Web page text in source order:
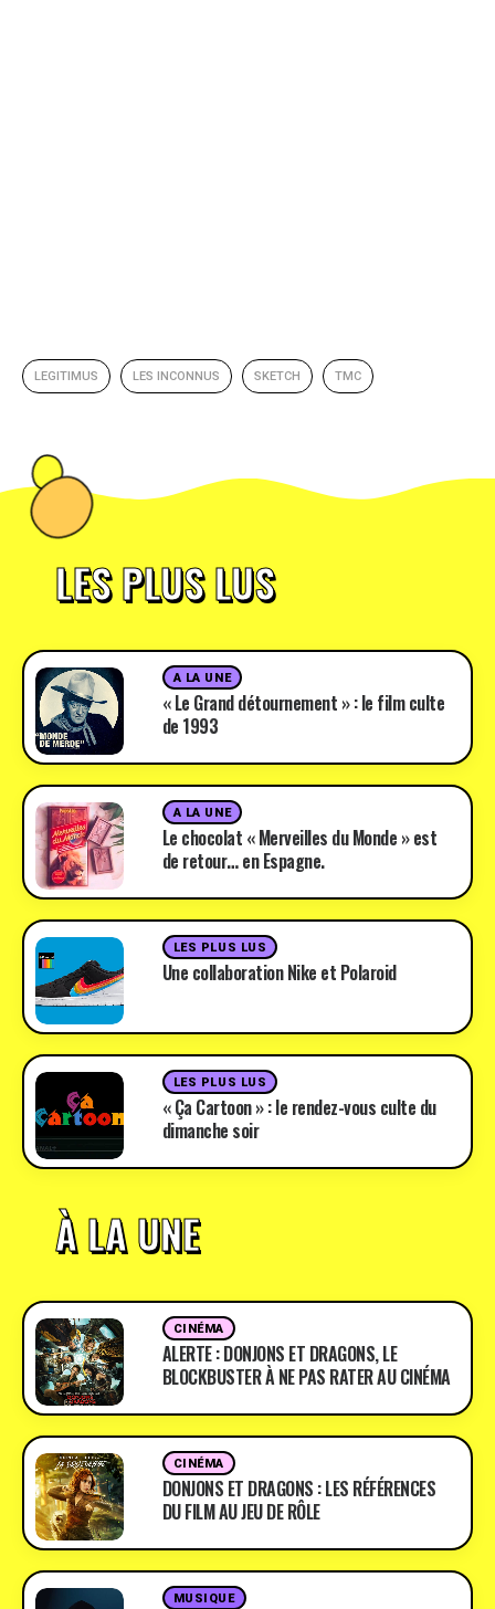
LEGITIMUS LES INCONNUS SKETCH TMC
LES PLUS LUS
A LA UNE
« Le Grand détournement » : le film culte
de 1993
A LA UNE
Le chocolat « Merveilles du Monde » est
de retour… en Espagne.
LES PLUS LUS
Une collaboration Nike et Polaroid
LES PLUS LUS
« Ça Cartoon » : le rendez-vous culte du
dimanche soir
À LA UNE
CINÉMA
ALERTE : DONJONS ET DRAGONS, LE
BLOCKBUSTER À NE PAS RATER AU CINÉMA
CINÉMA
DONJONS ET DRAGONS : LES RÉFÉRENCES
DU FILM AU JEU DE RÔLE
MUSIQUE